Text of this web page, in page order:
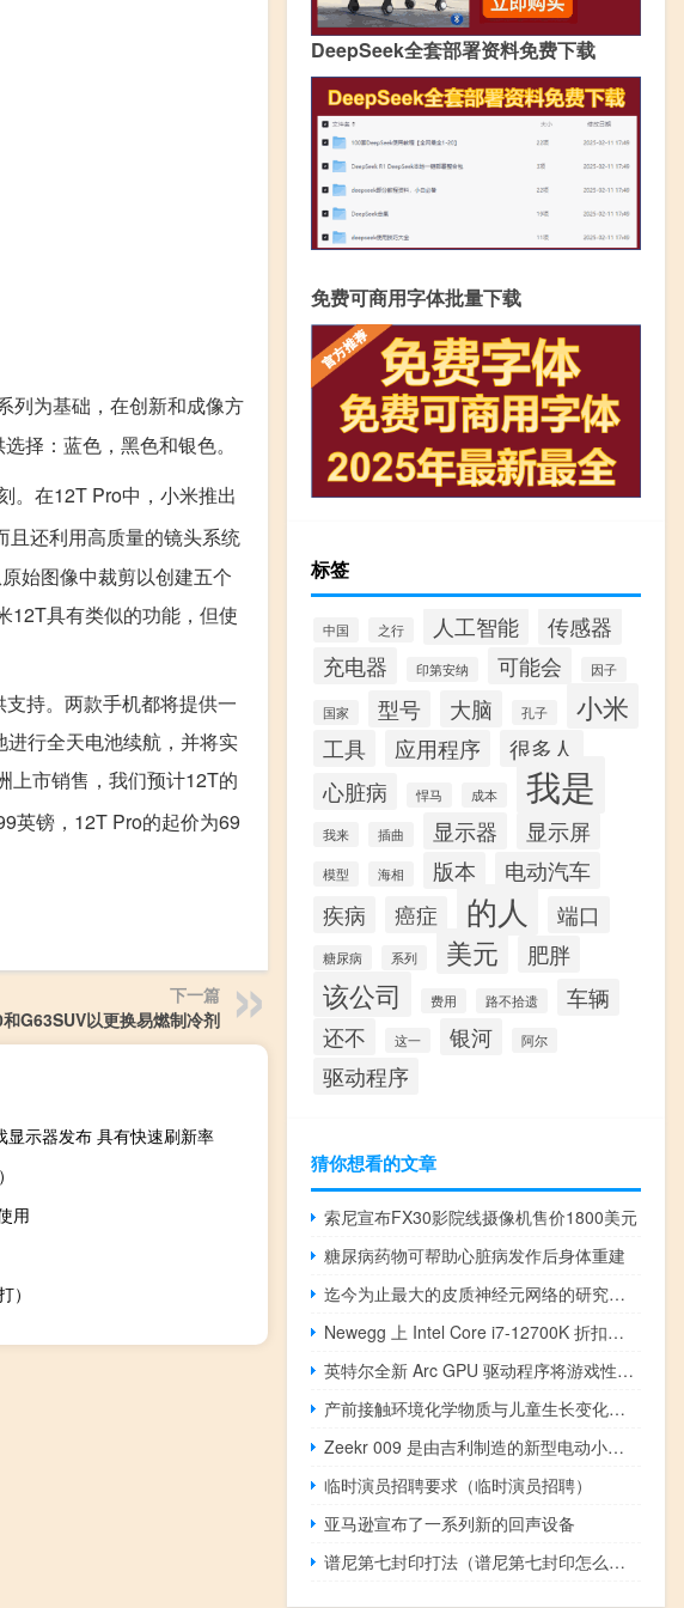
列为基础，在创新和成像方
择：蓝色，黑色和银色。
。在12T Pro中，小米推出
且还利用高质量的镜头系统
始图像中裁剪以创建五个
12T具有类似的功能，但使
持。两款手机都将提供一
行全天电池续航，并将实
上市销售，我们预计12T的
英镑，12T Pro的起价为69
下一篇
G63SUV以更换易燃制冷剂
示器发布 具有快速刷新率
用
）
DeepSeek全套部署资料免费下载
免费可商用字体批量下载
标签
中国 之行 人工智能
传感器
充电器
印第安纳 可能会 因子
国家 型号 大脑 孔子 小米
工具 应用程序
很多人
心脏病
悍马 成本 我是
我来 插曲 显示器 显示屏
模型 海相 版本
电动汽车
疾病
癌症 的人 端口
糖尿病 系列 美元 肥胖
该公司 费用 路不拾遗
车辆
还不
这一 银河 阿尔
驱动程序
猜你想看的文章
索尼宣布FX30影院线摄像机售价1800美元
糖尿病药物可帮助心脏病发作后身体重建
迄今为止最大的皮质神经元网络的研究概况
Newegg 上 Intel Core i7-12700K 折扣低于 170 美元
英特尔全新 Arc GPU 驱动程序将游戏性能提升高达 268%
产前接触环境化学物质与儿童生长变化有关
Zeekr 009 是由吉利制造的新型电动小型货车
临时演员招聘要求（临时演员招聘）
亚马逊宣布了一系列新的回声设备
谱尼第七封印打法（谱尼第七封印怎么打）